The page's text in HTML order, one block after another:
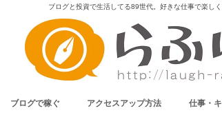
ブログと投資で生活してる89世代。好きな仕事で楽し
ブログで稼ぐ アクセスアップ方法 仕事・